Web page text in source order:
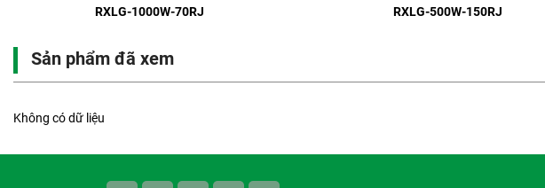
RXLG-1000W-70RJ RXLG-500W-150RJ
Sản phẩm đã xem
Không có dữ liệu